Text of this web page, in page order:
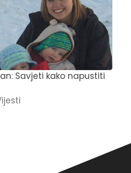
Savjeti kako napustiti